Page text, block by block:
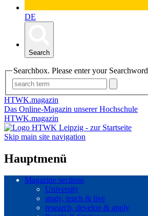
DE
Search
Searchbox. Please enter your Searchword
HTWK.magazin
Das Online-Magazin unserer Hochschule
HTWK.magazin
Skip main site navigation
Hauptmenü
Magazine sections
University
study, teach & live
research, develop & apply